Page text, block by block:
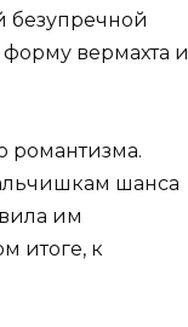
безупречной
вермахта и
романтизма.
шанса
им
итоге, к